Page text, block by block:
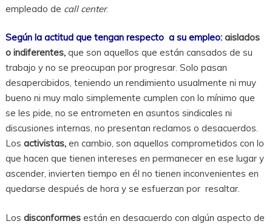
empleado de call center.
Según la actitud que tengan respecto a su empleo: aislados
o indiferentes,que son aquellos que están cansados de su
trabajo y no se preocupan por progresar. Solo pasan
desapercibidos, teniendo un rendimiento usualmente ni muy
bueno ni muy malo simplemente cumplen con lo mínimo que
se les pide, no se entrometen en asuntos sindicales ni
discusiones internas, no presentan reclamos o desacuerdos.
Los activistas,en cambio, son aquellos comprometidos con lo
que hacen que tienen intereses en permanecer en ese lugar y
ascender, invierten tiempo en él no tienen inconvenientes en
quedarse después de hora y se esfuerzan por resaltar.
Los disconformesestán en desacuerdo con algún aspecto de